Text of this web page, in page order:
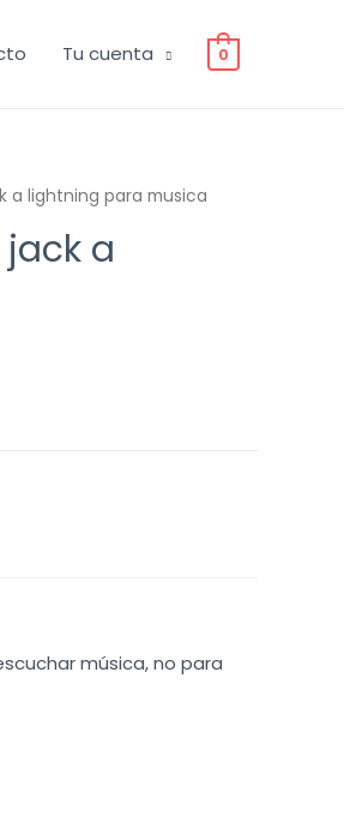
Tu cuenta 0
a lightning para musica
a
música, no para